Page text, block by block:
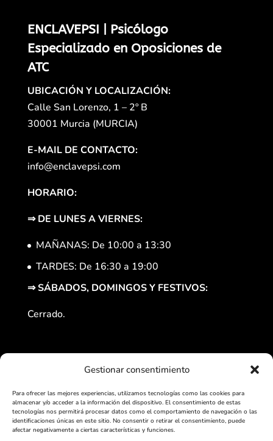
Gestionar consentimiento
Para ofrecer las mejores experiencias, utilizamos tecnologías como las cookies para
almacenar y/o acceder a la información del dispositivo. El consentimiento de estas
tecnologías nos permitirá procesar datos como el comportamiento de navegación o las
identificaciones únicas en este sitio. No consentir o retirar el consentimiento, puede
afectar negativamente a ciertas características y funciones.
ENCLAVEPSI | Psicólogo
Especializado en Oposiciones de
ATC
UBICACIÓN Y LOCALIZACIÓN:
Calle San Lorenzo, 1 – 2º B
30001 Murcia (MURCIA)
E-MAIL DE CONTACTO:
info@enclavepsi.com
HORARIO:
⇒DE LUNES A VIERNES:
MAÑANAS: De 10:00 a 13:30
TARDES: De 16:30 a 19:00
⇒SÁBADOS, DOMINGOS Y FESTIVOS:
Cerrado.
Aviso legal Política de Privacidad